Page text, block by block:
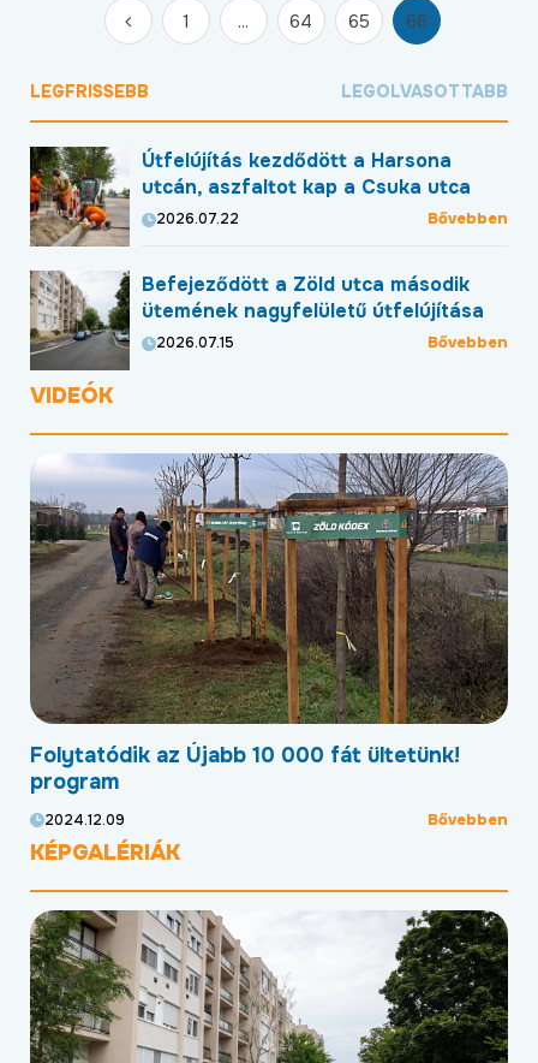
1 ... 64 65 66
LEGFRISSEBB LEGOLVASOTTABB
Útfelújítás kezdődött a Harsona
utcán, aszfaltot kap a Csuka utca
2026.07.22 Bővebben
Befejeződött a Zöld utca második
ütemének nagyfelületű útfelújítása
2026.07.15 Bővebben
VIDEÓK
Folytatódik az Újabb 10 000 fát ültetünk!
program
2024.12.09 Bővebben
KÉPGALÉRIÁK